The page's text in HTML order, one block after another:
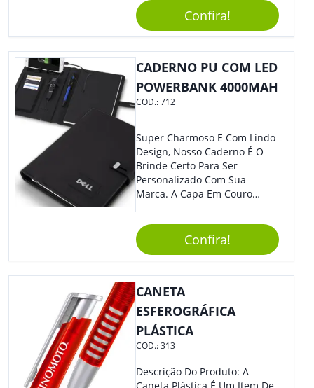
Sua Empresa Em Eventos,
Reuniões Corporativas Ou Até
Mesmo Para Presentear
Colaboradores E Parceiros De
Sua Empresa.
Confira!
CADERNO PU COM LED
POWERBANK 4000MAH
COD.:712
Super Charmoso E Com Lindo
Design, Nosso Caderno É O
Brinde Certo Para Ser
Personalizado Com Sua
Marca. A Capa Em Couro
Elástico Permite Maior
Segurança Ao Carregá-Lo.
Ofereça A Seus Clientes E
Colaboradores, Sem Dúvidas
Eles Irão Adorar.
Confira!
CANETA
ESFEROGRÁFICA
PLÁSTICA
COD.:313
Descrição Do Produto: A